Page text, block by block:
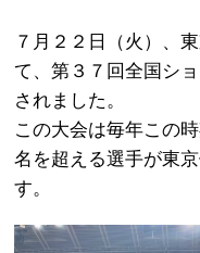
７月２２日（火）、
て、第３７回全国シ
されました。
この大会は毎年この
名を超える選手が東
す。